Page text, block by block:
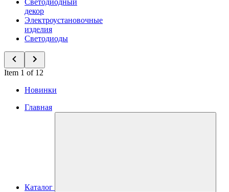
Светодиодный
декор
Электроустановочные
изделия
Светодиоды
Item 1 of 12
Новинки
Главная
Каталог